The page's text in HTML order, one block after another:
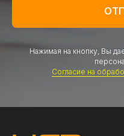
Нажимая на кнопку, Вы
Согласие на